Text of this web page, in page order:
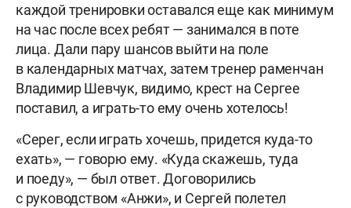
каждой тренировки оставался еще как минимум
на час после всех ребят — занимался в поте
лица. Дали пару шансов выйти на поле
в календарных матчах, затем тренер раменчан
Владимир Шевчук, видимо, крест на Сергее
поставил, а играть-то ему очень хотелось!
«Серег, если играть хочешь, придется куда-то
ехать», — говорю ему. «Куда скажешь, туда
и поеду», — был ответ. Договорились
с руководством «Анжи», и Сергей полетел